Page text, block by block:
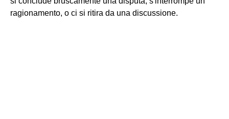
ragionamento, o ci si ritira da una discussione.